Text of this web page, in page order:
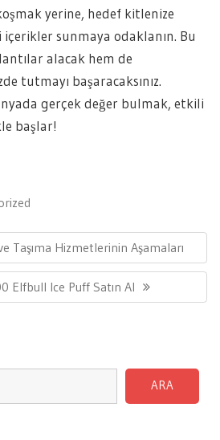
yerine, hedef kitlenize
sunmaya odaklanın. Bu
alacak hem de
tutmayı başaracaksınız.
gerçek değer bulmak, etkili
başlar!
Taşıma Hizmetlerinin Aşamaları
Elfbull Ice Puff Satın Al
ARA